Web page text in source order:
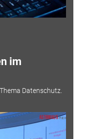
im
Datenschutz.